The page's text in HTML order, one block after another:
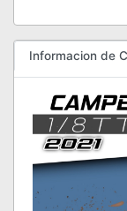
Informacion de